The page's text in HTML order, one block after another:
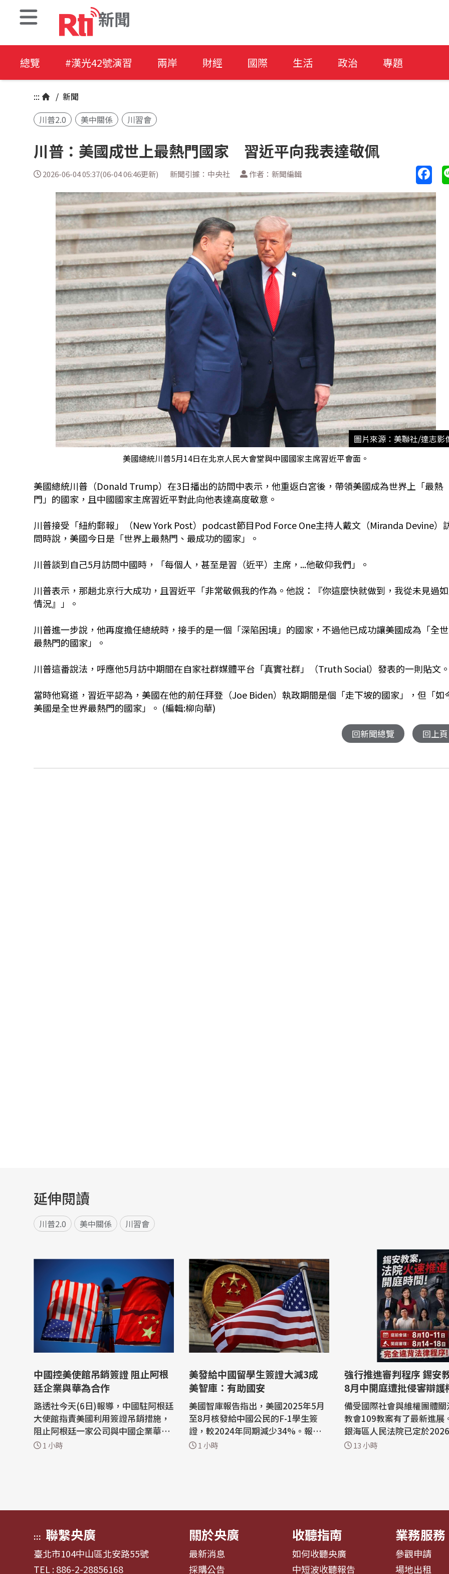
新聞
總覽 #漢光42號演習 兩岸 財經 國際 生活 政治 專題
::: / 新聞
川普2.0
美中關係 川習會
川普：美國成世上最熱門國家 習近平向我表達敬佩
2026-06-04 05:37(06-04 06:46更新) 新聞引據：中央社 作者：新聞編輯
圖片來源：美聯社/達志影
美國總統川普5月14日在北京人民大會堂與中國國家主席習近平會面。
美國總統川普（Donald Trump）在3日播出的訪問中表示，他重返白宮後，帶領美國成為世界上「最熱
門」的國家，且中國國家主席習近平對此向他表達高度敬意。
川普接受「紐約郵報」（New York Post）podcast節目Pod Force One主持人戴文（Miranda Devine）
問時說，美國今日是「世界上最熱門、最成功的國家」。
川普談到自己5月訪問中國時，「每個人，甚至是習（近平）主席，...他敬仰我們」。
川普表示，那趟北京行大成功，且習近平「非常敬佩我的作為。他說：『你這麼快就做到，我從未見過
情況』」。
川普進一步說，他再度擔任總統時，接手的是一個「深陷困境」的國家，不過他已成功讓美國成為「全
最熱門的國家」。
川普這番說法，呼應他5月訪中期間在自家社群媒體平台「真實社群」（Truth Social）發表的一則貼文
當時他寫道，習近平認為，美國在他的前任拜登（Joe Biden）執政期間是個「走下坡的國家」，但「如
美國是全世界最熱門的國家」。 (編輯:柳向華)
回新聞總覽 回上頁
延伸閱讀
川普2.0 美中關係 川習會
中國控美使館吊銷簽證 阻止阿根
廷企業與華為合作
路透社今天(6日)報導，中國駐阿根廷
大使館指責美國利用簽證吊銷措施，
阻止阿根廷一家公司與中國企業華為
(Huawei)的合作，稱此舉是對國家主
1 小時
美發給中國留學生簽證大減3成
美智庫：有助國安
美國智庫報告指出，美國2025年5月
至8月核發給中國公民的F-1學生簽
證，較2024年同期減少34%。報告
認為，減少中國留學生有助降低技術
1 小時
強行推進審判程序 錫安
8月中開庭遭批侵害辯
備受國際社會與維權團體
教會109教案有了最新進展
銀海區人民法院已定於
日至11日召開庭前會議，
13 小時
::: 聯繫央廣
臺北市104中山區北安路55號
TEL : 886-2-28856168
關於央廣
最新消息
採購公告
收聽指南
如何收聽央廣
中短波收聽報告
業務服務
參觀申請
場地出租